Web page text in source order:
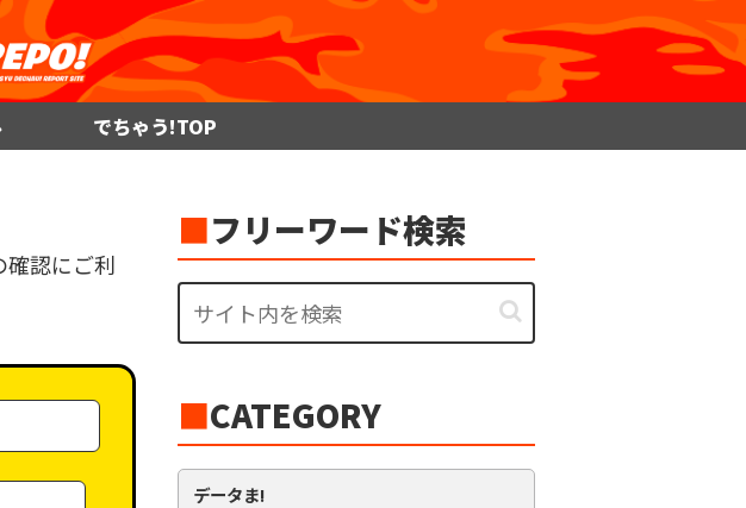
でちゃう!TOP
確認にご利
■フリーワード検索
■CATEGORY
データま!